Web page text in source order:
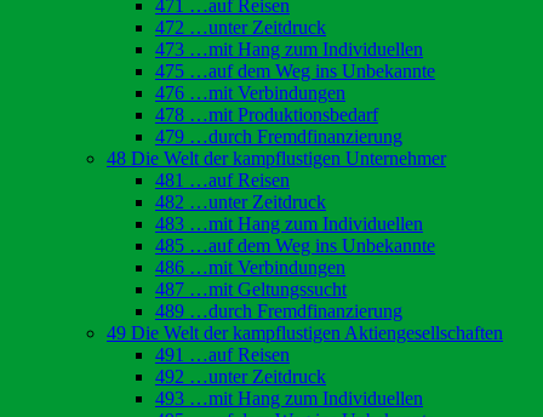
471 …auf Reisen
472 …unter Zeitdruck
473 …mit Hang zum Individuellen
475 …auf dem Weg ins Unbekannte
476 …mit Verbindungen
478 …mit Produktionsbedarf
479 …durch Fremdfinanzierung
48 Die Welt der kampflustigen Unternehmer
481 …auf Reisen
482 …unter Zeitdruck
483 …mit Hang zum Individuellen
485 …auf dem Weg ins Unbekannte
486 …mit Verbindungen
487 …mit Geltungssucht
489 …durch Fremdfinanzierung
49 Die Welt der kampflustigen Aktiengesellschaften
491 …auf Reisen
492 …unter Zeitdruck
493 …mit Hang zum Individuellen